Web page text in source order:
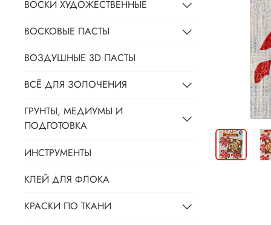
ВОСКИ ХУДОЖЕСТВЕННЫЕ
ВОСКОВЫЕ ПАСТЫ
ВОЗДУШНЫЕ 3D ПАСТЫ
ВСЁ ДЛЯ ЗОЛОЧЕНИЯ
ГРУНТЫ, МЕДИУМЫ И
ПОДГОТОВКА
ИНСТРУМЕНТЫ
КЛЕЙ ДЛЯ ФЛОКА
КРАСКИ ПО ТКАНИ